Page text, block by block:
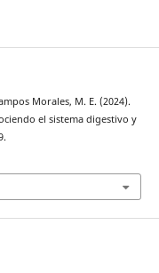
Morales, M. E. (2024).
el sistema digestivo y